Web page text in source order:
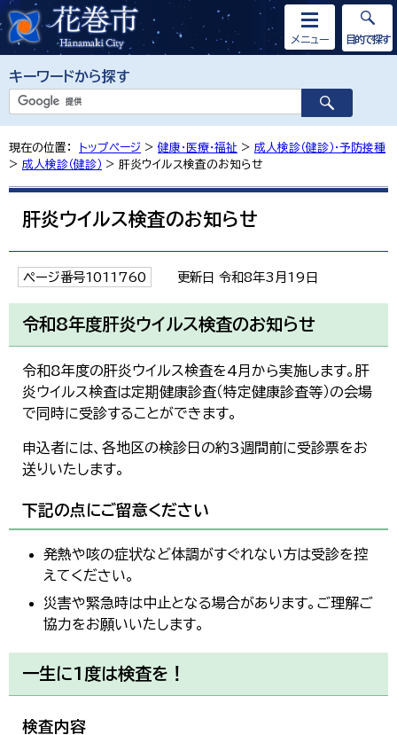
キーワードから探す
メニュー 目的で探す
現在の位置： トップページ > 健康・医療・福祉 > 成人検診（健診）・予防接種
> 成人検診（健診） > 肝炎ウイルス検査のお知らせ
肝炎ウイルス検査のお知らせ
ページ番号1011760 更新日 令和8年3月19日
令和8年度肝炎ウイルス検査のお知らせ
令和8年度の肝炎ウイルス検査を4月から実施します。肝
炎ウイルス検査は定期健康診査（特定健康診査等）の会場
で同時に受診することができます。
申込者には、各地区の検診日の約3週間前に受診票をお
送りいたします。
下記の点にご留意ください
発熱や咳の症状など体調がすぐれない方は受診を控
えてください。
災害や緊急時は中止となる場合があります。ご理解ご
協力をお願いいたします。
一生に1度は検査を！
検査内容